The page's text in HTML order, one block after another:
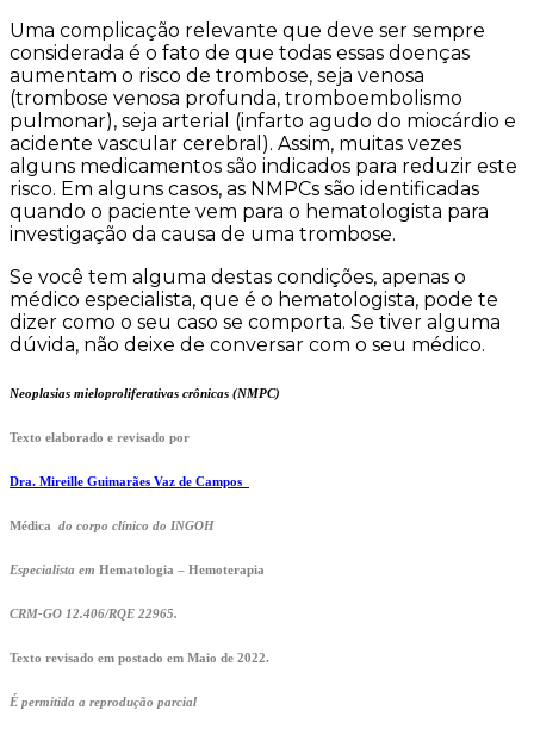
Uma complicação relevante que deve ser sempre
considerada é o fato de que todas essas doenças
aumentam o risco de trombose, seja venosa
(trombose venosa profunda, tromboembolismo
pulmonar), seja arterial (infarto agudo do miocárdio e
acidente vascular cerebral). Assim, muitas vezes
alguns medicamentos são indicados para reduzir este
risco. Em alguns casos, as NMPCs são identificadas
quando o paciente vem para o hematologista para
investigação da causa de uma trombose.
Se você tem alguma destas condições, apenas o
médico especialista, que é o hematologista, pode te
dizer como o seu caso se comporta. Se tiver alguma
dúvida, não deixe de conversar com o seu médico.
Neoplasias mieloproliferativas crônicas (NMPC)
Texto elaborado e revisado por
Dra. Mireille Guimarães Vaz de Campos
Médica do corpo clínico do INGOH
Especialista em Hematologia – Hemoterapia
CRM-GO 12.406/RQE 22965.
Texto revisado em postado em Maio de 2022.
É permitida a reprodução parcial